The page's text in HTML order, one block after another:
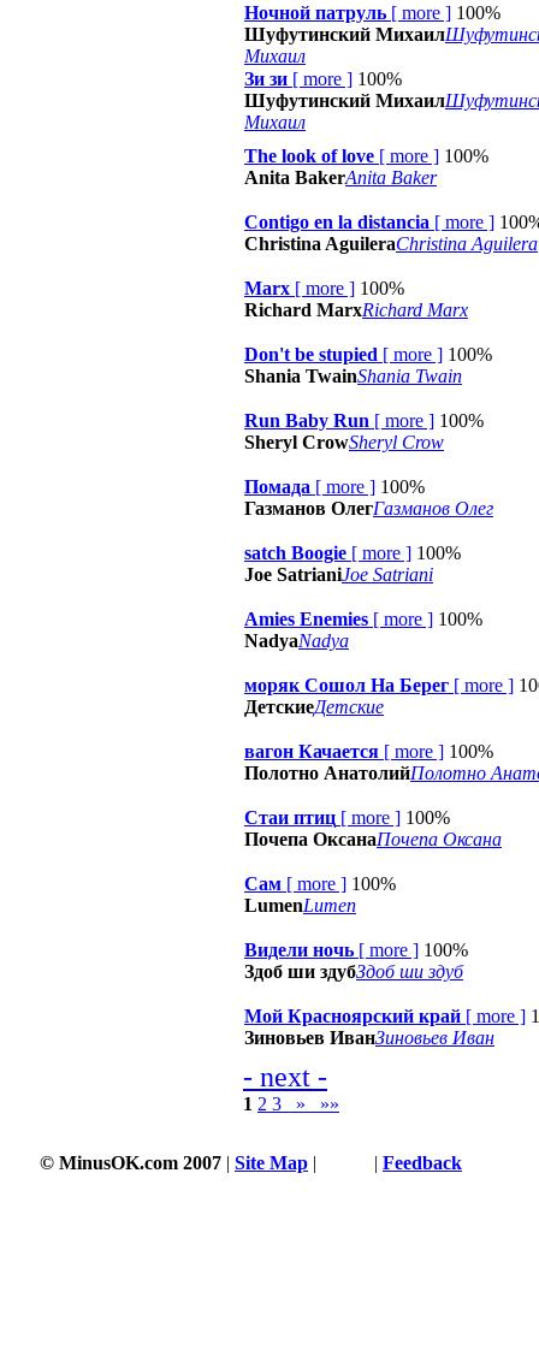
Ночной патруль [ more ] 100%
Шуфутинский Михаил
Михаил
Зи зи [ more ] 100%
Шуфутинский Михаил
Михаил
The look of love [ more ] 100%
Anita BakerAnita Baker
Contigo en la distancia [ more ]
Christina AguileraChristina Aguilera
Marx [ more ] 100%
Richard MarxRichard Marx
Don't be stupied [ more ] 100%
Shania TwainShania Twain
Run Baby Run [ more ] 100%
Sheryl CrowSheryl Crow
Помада [ more ] 100%
Газманов ОлегГазманов Олег
satch Boogie [ more ] 100%
Joe SatrianiJoe Satriani
Amies Enemies [ more ] 100%
NadyaNadya
моряк Сошол На Берег [ more ]
ДетскиеДетские
вагон Качается [ more ] 100%
Полотно АнатолийПолотно
Стаи птиц [ more ] 100%
Почепа ОксанаПочепа Оксана
Сам [ more ] 100%
LumenLumen
Видели ночь [ more ] 100%
Здоб ши здубЗдоб ши здуб
Мой Красноярский край [ more ]
Зиновьев ИванЗиновьев Иван
- next -
1 2 3 » »»
© MinusOK.com 2007 | Site Map | | Feedback